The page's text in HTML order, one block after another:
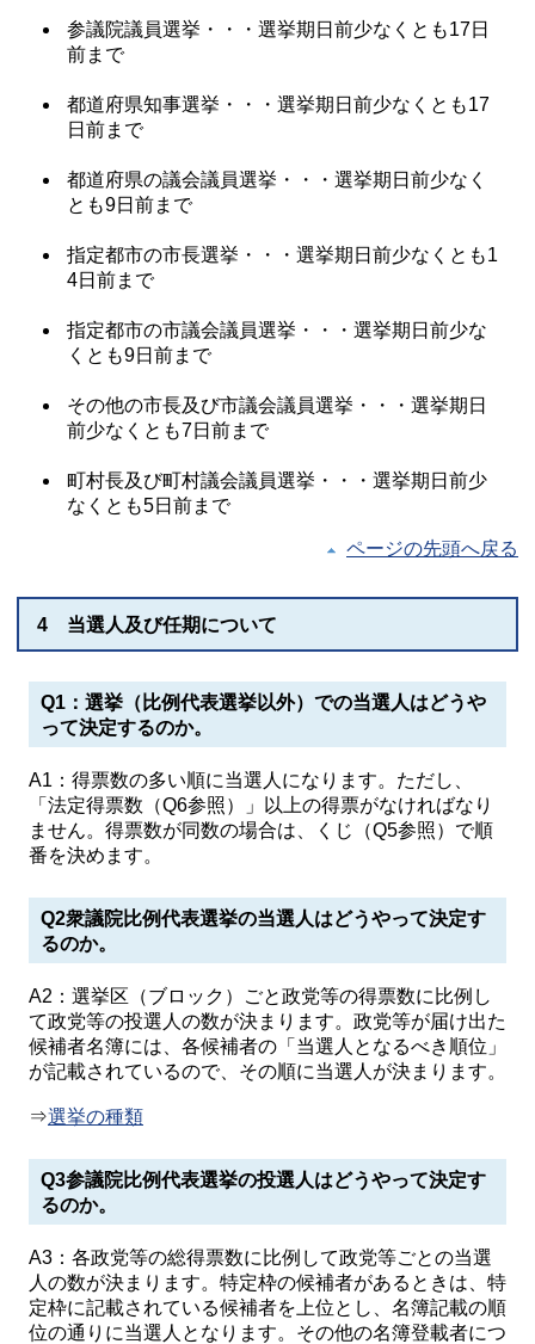
参議院議員選挙・・・選挙期日前少なくとも17日
前まで
都道府県知事選挙・・・選挙期日前少なくとも17
日前まで
都道府県の議会議員選挙・・・選挙期日前少なく
とも9日前まで
指定都市の市長選挙・・・選挙期日前少なくとも1
4日前まで
指定都市の市議会議員選挙・・・選挙期日前少な
くとも9日前まで
その他の市長及び市議会議員選挙・・・選挙期日
前少なくとも7日前まで
町村長及び町村議会議員選挙・・・選挙期日前少
なくとも5日前まで
ページの先頭へ戻る
4 当選人及び任期について
Q1：選挙（比例代表選挙以外）での当選人はどうや
って決定するのか。
A1：得票数の多い順に当選人になります。ただし、
「法定得票数（Q6参照）」以上の得票がなければなり
ません。得票数が同数の場合は、くじ（Q5参照）で順
番を決めます。
Q2衆議院比例代表選挙の当選人はどうやって決定す
るのか。
A2：選挙区（ブロック）ごと政党等の得票数に比例し
て政党等の投選人の数が決まります。政党等が届け出た
候補者名簿には、各候補者の「当選人となるべき順位」
が記載されているので、その順に当選人が決まります。
⇒選挙の種類
Q3参議院比例代表選挙の投選人はどうやって決定す
るのか。
A3：各政党等の総得票数に比例して政党等ごとの当選
人の数が決まります。特定枠の候補者があるときは、特
定枠に記載されている候補者を上位とし、名簿記載の順
位の通りに当選人となります。その他の名簿登載者につ